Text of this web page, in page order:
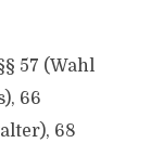
57 (Wahl
66
68